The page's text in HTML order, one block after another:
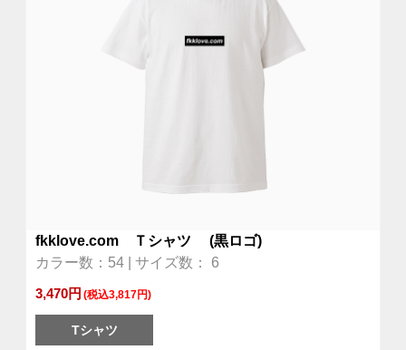
fkklove.com Ｔシャツ (黒ロゴ)
カラー数：54 | サイズ数： 6
3,470円 (税込3,817円)
Tシャツ